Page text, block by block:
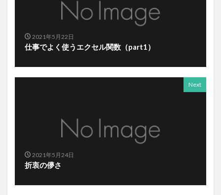
2021年5月22日
仕事でよく使うエクセル関数（part1）
Next
2021年5月24日
折衷の儚さ